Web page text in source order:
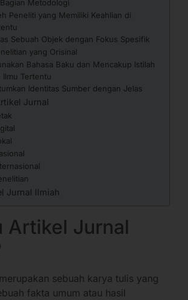
Metodologi
Peneliti yang Memiliki Keahlian di
Sebuah Objek dengan Fokus Spesifik
yang Orisinal
Bahasa Baku dan Mencakup Istilah
Ilmu Tertentu
Identitas Sumber dengan Jelas
Jurnal
Jurnal Ilmiah
Artikel Jurnal
sebuah karya tulis yang
fakta umum atau hasil